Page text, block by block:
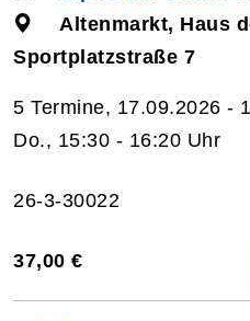
Altenmarkt, Haus
Sportplatzstraße 7
5 Termine, 17.09.2026 -
Do., 15:30 - 16:20 Uhr
26-3-30022
37,00 €